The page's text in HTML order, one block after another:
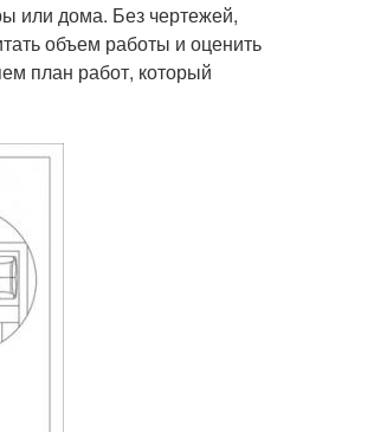
или дома. Без чертежей,
объем работы и оценить
план работ, который